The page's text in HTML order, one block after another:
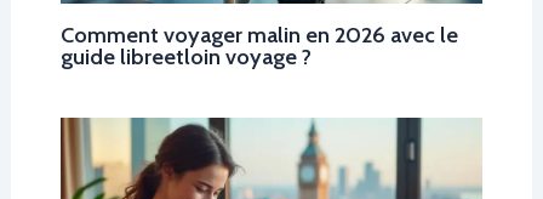
Comment voyager malin en 2026 avec le
guide libreetloin voyage ?